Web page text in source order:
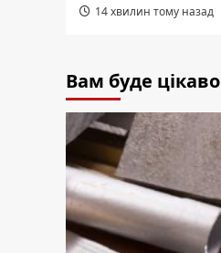
14 хвилин тому назад
Вам буде цікаво